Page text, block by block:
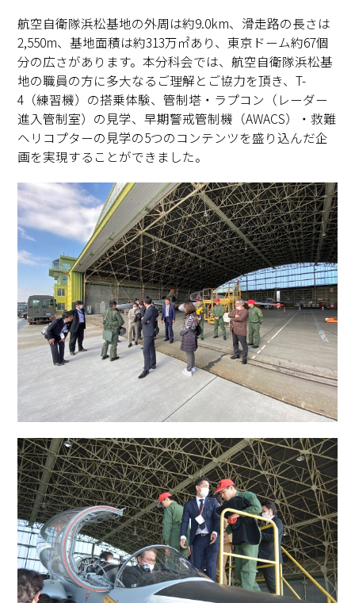
航空自衛隊浜松基地の外周は約9.0km、滑走路の長さは
2,550m、基地面積は約313万㎡あり、東京ドーム約67個
分の広さがあります。本分科会では、航空自衛隊浜松基
地の職員の方に多大なるご理解とご協力を頂き、T-
4（練習機）の搭乗体験、管制塔・ラプコン（レーダー
進入管制室）の見学、早期警戒管制機（AWACS）・救難
ヘリコプターの見学の5つのコンテンツを盛り込んだ企
画を実現することができました。